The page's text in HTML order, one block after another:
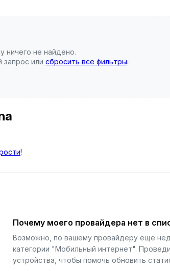
ничего не найдено.
запрос или сбросить все фильтры.
!
Почему моего провайдера нет в
Возможно, по вашему провайдеру еще
категории "Мобильный интернет".
устройства, чтобы помочь обновить